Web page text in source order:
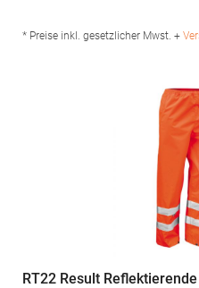
für Veredelungsarbeiten über
Brustseite Fleckenabweisende DuPont Teflon®-Beschichtung
the Loom International Ltd.,
Co. Donegal, F93 Y2NA Buncrana,
* Preise inkl. gesetzlicher Mwst. +
RT22 Result